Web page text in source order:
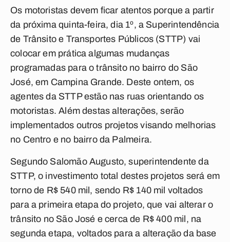
Os motoristas devem ficar atentos porque a partir
da próxima quinta-feira, dia 1º, a Superintendência
de Trânsito e Transportes Públicos (STTP) vai
colocar em prática algumas mudanças
programadas para o trânsito no bairro do São
José, em Campina Grande. Deste ontem, os
agentes da STTP estão nas ruas orientando os
motoristas. Além destas alterações, serão
implementados outros projetos visando melhorias
no Centro e no bairro da Palmeira.
Segundo Salomão Augusto, superintendente da
STTP, o investimento total destes projetos será em
torno de R$ 540 mil, sendo R$ 140 mil voltados
para a primeira etapa do projeto, que vai alterar o
trânsito no São José e cerca de R$ 400 mil, na
segunda etapa, voltados para a alteração da base